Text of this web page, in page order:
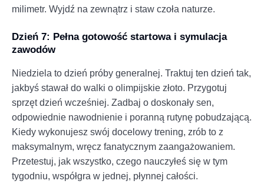
milimetr. Wyjdź na zewnątrz i staw czoła naturze.
Dzień 7: Pełna gotowość startowa i symulacja
zawodów
Niedziela to dzień próby generalnej. Traktuj ten dzień tak,
jakbyś stawał do walki o olimpijskie złoto. Przygotuj
sprzęt dzień wcześniej. Zadbaj o doskonały sen,
odpowiednie nawodnienie i poranną rutynę pobudzającą.
Kiedy wykonujesz swój docelowy trening, zrób to z
maksymalnym, wręcz fanatycznym zaangażowaniem.
Przetestuj, jak wszystko, czego nauczyłeś się w tym
tygodniu, współgra w jednej, płynnej całości.